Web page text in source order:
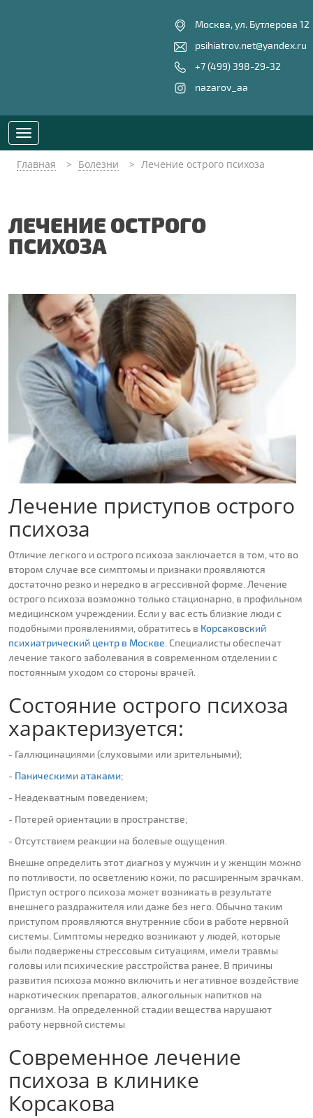
Москва, ул. Бутлерова 12
psihiatrov.net@yandex.ru
+7 (499) 398-29-32
nazarov_aa
Toggle
navigation
Главная
Болезни Лечение острого психоза
ЛЕЧЕНИЕ ОСТРОГО
ПСИХОЗА
Лечение приступов острого
психоза
Отличие легкого и острого психоза заключается в том, что во
втором случае все симптомы и признаки проявляются
достаточно резко и нередко в агрессивной форме. Лечение
острого психоза возможно только стационарно, в профильном
медицинском учреждении. Если у вас есть близкие люди с
подобными проявлениями, обратитесь в Корсаковский
психиатрический центр в Москве . Специалисты обеспечат
лечение такого заболевания в современном отделении с
постоянным уходом со стороны врачей.
Состояние острого психоза
характеризуется:
- Галлюцинациями (слуховыми или зрительными);
- Паническими атаками;
- Неадекватным поведением;
- Потерей ориентации в пространстве;
- Отсутствием реакции на болевые ощущения.
Внешне определить этот диагноз у мужчин и у женщин можно
по потливости, по осветлению кожи, по расширенным зрачкам.
Приступ острого психоза может возникать в результате
внешнего раздражителя или даже без него. Обычно таким
приступом проявляются внутренние сбои в работе нервной
системы. Симптомы нередко возникают у людей, которые
были подвержены стрессовым ситуациям, имели травмы
головы или психические расстройства ранее. В причины
развития психоза можно включить и негативное воздействие
наркотических препаратов, алкогольных напитков на
организм. На определенной стадии вещества нарушают
работу нервной системы
Современное лечение
психоза в клинике
Корсакова